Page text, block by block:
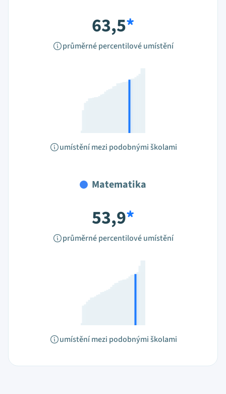
63,5*
průměrné percentilové umístění
umístění mezi podobnými školami
Matematika
53,9*
průměrné percentilové umístění
umístění mezi podobnými školami